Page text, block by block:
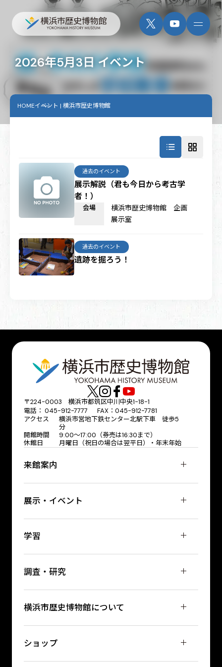
2026年5月3日 イベント
HOMEイベント | 横浜市歴史博物館
展示解説（君も今日から考古学
者！）
過去のイベント
会場
横浜市歴史博物館 企画
展示室
遺跡を掘ろう！
過去のイベント
〒224-0003 横浜市都筑区中川中央1-18-1
電話： 045-912-7777 FAX：045-912-7781
アクセス
横浜市営地下鉄センター北駅下車 徒歩5
分
開館時間
9:00〜17:00（券売は16:30まで）
休館日
月曜日（祝日の場合は翌平日）・年末年始
来館案内
展示・イベント
学習
調査・研究
横浜市歴史博物館について
ショップ